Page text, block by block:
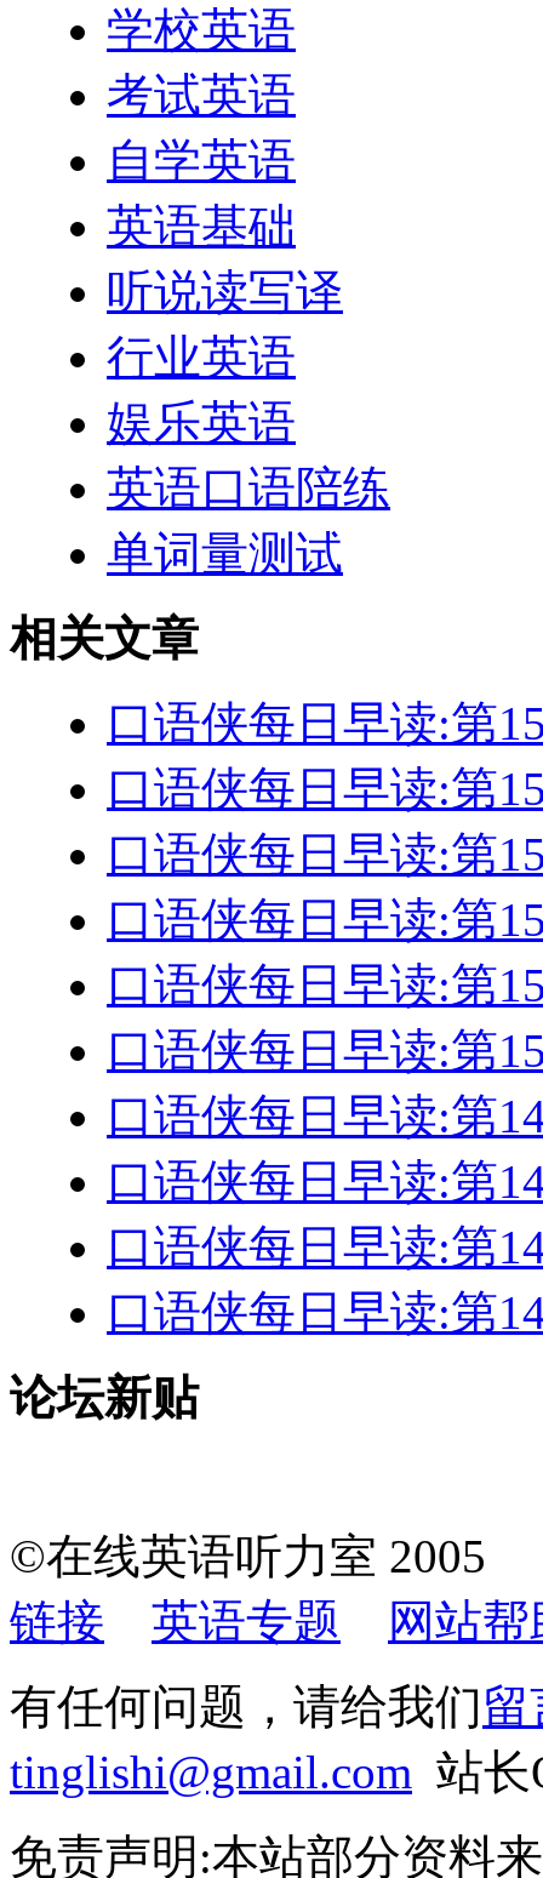
学校英语
考试英语
自学英语
英语基础
听说读写译
行业英语
娱乐英语
英语口语陪练
单词量测试
相关文章
口语侠每日早读:第
口语侠每日早读:第
口语侠每日早读:第
口语侠每日早读:第
口语侠每日早读:第
口语侠每日早读:第
口语侠每日早读:第
口语侠每日早读:第
口语侠每日早读:第
口语侠每日早读:第
论坛新贴
©在线英语听力室
链接
英语专题
网站帮
有任何问题，请给我们留
tinglishi@gmail.com 站长
免责声明:本站部分资料